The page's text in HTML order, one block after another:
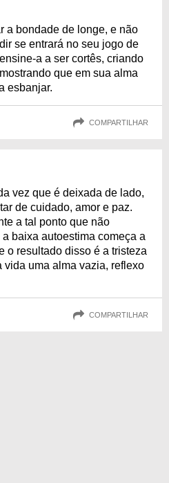
a bondade de longe, e não
se entrará no seu jogo de
a a ser cortês, criando
que em sua alma
esbanjar.
COMPARTILHAR
vez que é deixada de lado,
de cuidado, amor e paz.
a tal ponto que não
baixa autoestima começa a
o resultado disso é a tristeza
vida uma alma vazia, reflexo
COMPARTILHAR